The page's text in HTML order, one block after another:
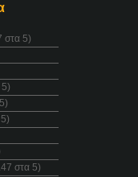
στα 5)
στα 5)